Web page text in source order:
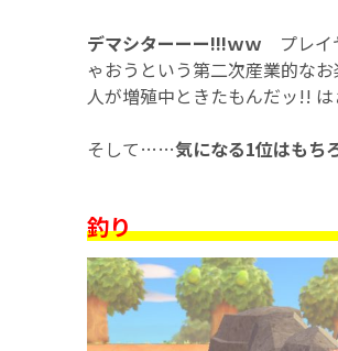
デマシターーー!!!ｗｗ プレイ
ゃおうという第二次産業的な
人が増殖中ときたもんだッ!! は
そして……気になる1位はもち
釣り